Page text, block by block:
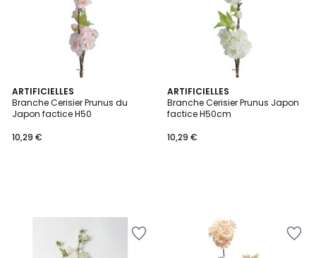
ARTIFICIELLES
Branche Cerisier Prunus du
Japon factice H50
€.
10,29 €
ARTIFICIELLES
Branche Cerisier Prunus Japon
factice H50cm
10,29 €